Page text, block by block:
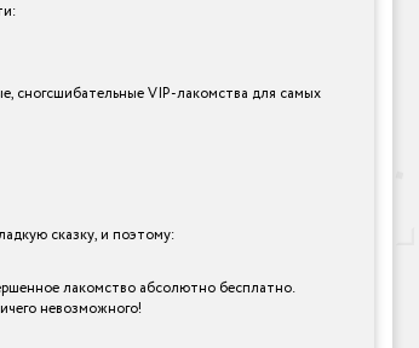
сногсшибательные VIP-лакомства для самых
сказку, и поэтому:
лакомство абсолютно бесплатно.
невозможного!